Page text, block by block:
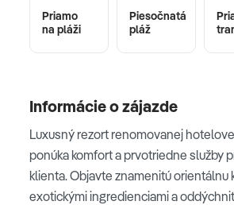
Priamo
na pláži
Piesočnatá
pláž
Informácie o zájazde
Luxusný rezort renomovanej
ponúka komfort a prvotriedne služby
klienta. Objavte znamenitú orientálnu
exotickými ingredienciami a